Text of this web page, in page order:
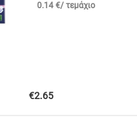
0.14 €/ τεμάχιο
€2.65